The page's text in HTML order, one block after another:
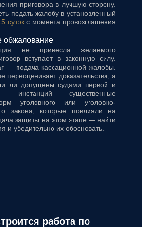
приговора в лучшую сторону.
подать жалобу в установленный
сутокс момента провозглашения
обжалование
не принесла желаемого
вступает в законную силу.
— подача кассационной жалобы.
переоценивает доказательства, а
ли допущены судами первой и
инстанций существенные
уголовного или уголовно-
закона, которые повлияли на
защиты на этом этапе — найти
и убедительно их обосновать.
работа по